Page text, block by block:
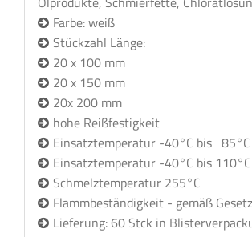
Farbe: weiß
Stückzahl Länge:
20 x 100 mm
20 x 150 mm
20x 200 mm
hohe Reißfestigkeit
Einsatztemperatur -40°C bis
Einsatztemperatur -40°C bis
Schmelztemperatur 255°C
Flammbeständigkeit - gemäß
Lieferung: 60 Stck in